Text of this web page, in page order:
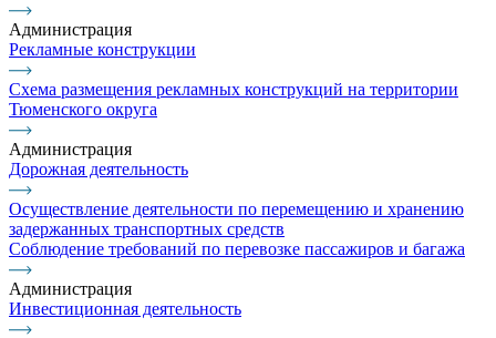
Администрация
Рекламные конструкции
Схема размещения рекламных конструкций на территории
Тюменского округа
Администрация
Дорожная деятельность
Осуществление деятельности по перемещению и хранению
задержанных транспортных средств
Соблюдение требований по перевозке пассажиров и багажа
Администрация
Инвестиционная деятельность